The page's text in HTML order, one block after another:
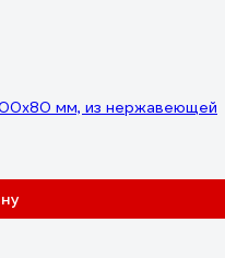
мм, из нержавеющей